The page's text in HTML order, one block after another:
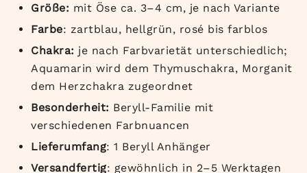
Größe: mit Öse ca. 3–4 cm, je nach Variante
Farbe: zartblau, hellgrün, rosé bis farblos
Chakra: je nach Farbvarietät unterschiedlich;
Aquamarin wird dem Thymuschakra, Morganit
dem Herzchakra zugeordnet
Besonderheit: Beryll-Familie mit
verschiedenen Farbnuancen
Lieferumfang: 1 Beryll Anhänger
Versandfertig: gewöhnlich in 2–5 Werktagen